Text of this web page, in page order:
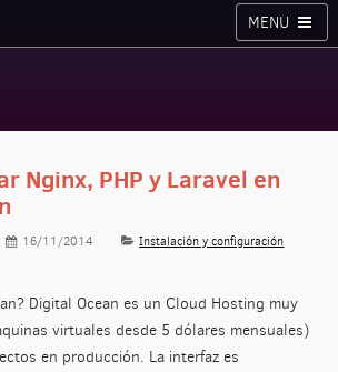
MENU
Nginx, PHP y Laravel en
16/11/2014
Instalación y configuración
Digital Ocean es un Cloud Hosting muy
virtuales desde 5 dólares mensuales)
en producción. La interfaz es